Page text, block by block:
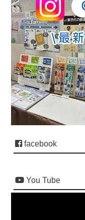
facebook
You Tube